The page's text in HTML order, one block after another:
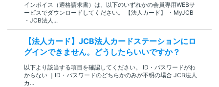
インボイス（適格請求書）は、以下のいずれかの会員専用WEBサ
ービスでダウンロードしてください。 【法人カード】 ・MyJCB
・JCB法人...
【法人カード】JCB法人カードステーションにロ
グインできません。どうしたらいいですか？
以下より該当する項目を確認してください。 ID・パスワードがわ
からない ｜ID・パスワードのどちらかのみが不明の場合 JCB法人
カ...